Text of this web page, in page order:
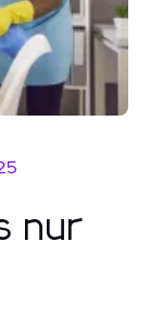
nur